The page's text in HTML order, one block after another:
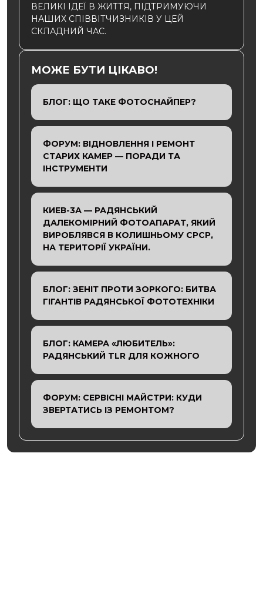
ВЕЛИКІ ІДЕЇ В ЖИТТЯ, ПІДТРИМУЮЧИ
НАШИХ СПІВВІТЧИЗНИКІВ У ЦЕЙ
СКЛАДНИЙ ЧАС.
МОЖЕ БУТИ ЦІКАВО!
БЛОГ: ЩО ТАКЕ ФОТОСНАЙПЕР?
ФОРУМ: ВІДНОВЛЕННЯ І РЕМОНТ
СТАРИХ КАМЕР — ПОРАДИ ТА
ІНСТРУМЕНТИ
КИЕВ-3А — РАДЯНСЬКИЙ
ДАЛЕКОМІРНИЙ ФОТОАПАРАТ, ЯКИЙ
ВИРОБЛЯВСЯ В КОЛИШНЬОМУ СРСР,
НА ТЕРИТОРІЇ УКРАЇНИ.
БЛОГ: ЗЕНІТ ПРОТИ ЗОРКОГО: БИТВА
ГІГАНТІВ РАДЯНСЬКОЇ ФОТОТЕХНІКИ
БЛОГ: КАМЕРА «ЛЮБИТЕЛЬ»:
РАДЯНСЬКИЙ TLR ДЛЯ КОЖНОГО
ФОРУМ: СЕРВІСНІ МАЙСТРИ: КУДИ
ЗВЕРТАТИСЬ ІЗ РЕМОНТОМ?